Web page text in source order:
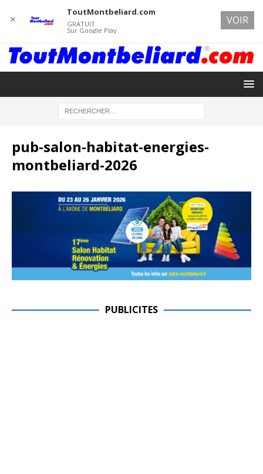
pub-salon-habitat-energies-
montbeliard-2026
PUBLICITES
✕
ToutMontbeliard.com
GRATUIT
Sur Google Play
VOIR